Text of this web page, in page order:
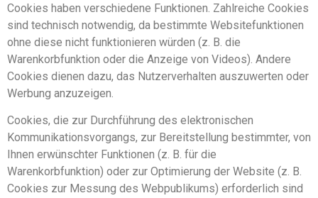
Cookies haben verschiedene Funktionen. Zahlreiche Cookies
sind technisch notwendig, da bestimmte Websitefunktionen
ohne diese nicht funktionieren würden (z. B. die
Warenkorbfunktion oder die Anzeige von Videos). Andere
Cookies dienen dazu, das Nutzerverhalten auszuwerten oder
Werbung anzuzeigen.
Cookies, die zur Durchführung des elektronischen
Kommunikationsvorgangs, zur Bereitstellung bestimmter, von
Ihnen erwünschter Funktionen (z. B. für die
Warenkorbfunktion) oder zur Optimierung der Website (z. B.
Cookies zur Messung des Webpublikums) erforderlich sind